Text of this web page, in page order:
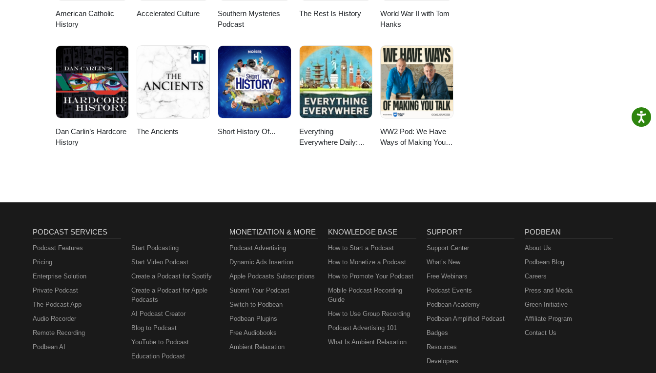
American Catholic
History
Accelerated Culture
Southern Mysteries
Podcast
The Rest Is History
World War II with Tom
Hanks
Dan Carlin’s Hardcore
History
The Ancients Short History Of...
Everything
Everywhere Daily:
WW2 Pod: We Have
Ways of Making You
PODCAST SERVICES
Podcast Features
Pricing
Enterprise Solution
Private Podcast
The Podcast App
Audio Recorder
Remote Recording
Podbean AI
Start Podcasting
Start Video Podcast
Create a Podcast for Spotify
Create a Podcast for Apple
Podcasts
AI Podcast Creator
Blog to Podcast
YouTube to Podcast
Education Podcast
MONETIZATION & MORE
Podcast Advertising
Dynamic Ads Insertion
Apple Podcasts Subscriptions
Submit Your Podcast
Switch to Podbean
Podbean Plugins
Free Audiobooks
Ambient Relaxation
KNOWLEDGE BASE
How to Start a Podcast
How to Monetize a Podcast
How to Promote Your Podcast
Mobile Podcast Recording
Guide
How to Use Group Recording
Podcast Advertising 101
What Is Ambient Relaxation
SUPPORT
Support Center
What’s New
Free Webinars
Podcast Events
Podbean Academy
Podbean Amplified Podcast
Badges
Resources
Developers
PODBEAN
About Us
Podbean Blog
Careers
Press and Media
Green Initiative
Affiliate Program
Contact Us